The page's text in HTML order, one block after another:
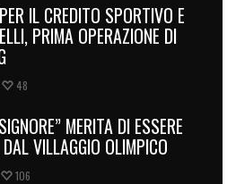
IL CREDITO SPORTIVO E
PRIMA OPERAZIONE DI
48
MERITA DI ESSERE
VILLAGGIO OLIMPICO
106